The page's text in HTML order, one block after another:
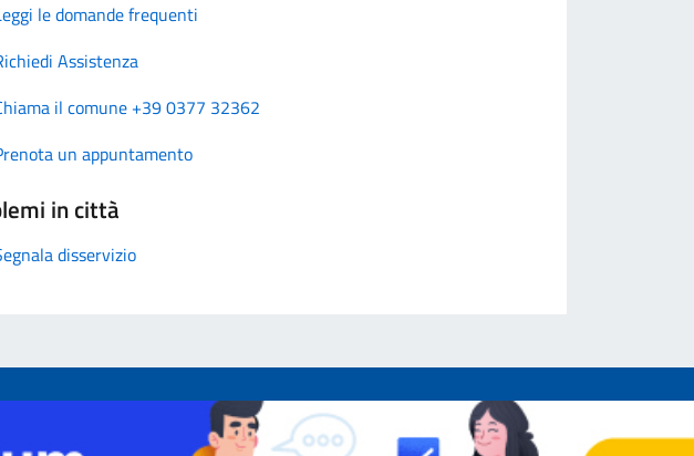
le domande frequenti
Assistenza
il comune +39 0377 32362
un appuntamento
in città
disservizio